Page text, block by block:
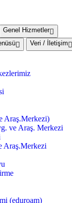
Genel Hizmetler
Veri / İletişim
Araş.Merkezi)
ve Araş. Merkezi
Araş.Merkezi
(eduroam)